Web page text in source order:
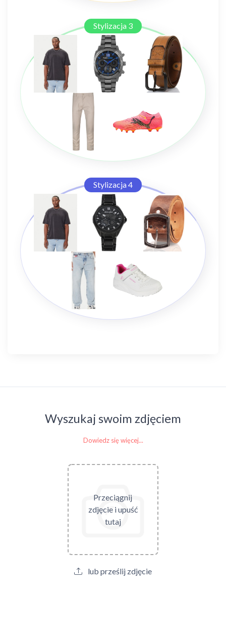
Stylizacja 3
Stylizacja 4
Wyszukaj swoim zdjęciem
Dowiedz się więcej...
Przeciągnij
zdjęcie i upuść
tutaj
lub prześlij zdjęcie